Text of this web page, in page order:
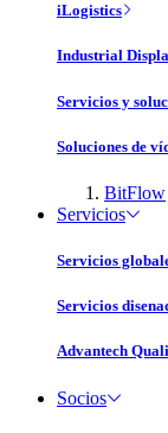
iLogistics
Industrial
Servicios y
Soluciones de
BitFlow
Servicios
Servicios
Servicios
Advantech
Socios